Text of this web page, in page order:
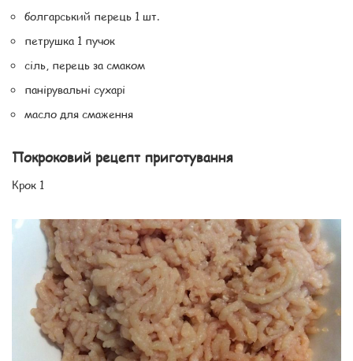
болгарський перець 1 шт.
петрушка 1 пучок
сіль, перець за смаком
панірувальні сухарі
масло для смаження
Покроковий рецепт приготування
Крок 1